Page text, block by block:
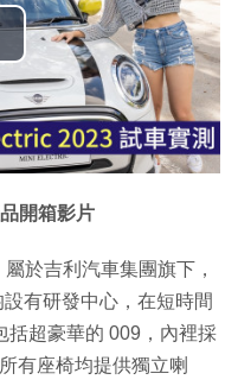
開箱影片
於吉利汽車集團旗下，
有研發中心，在短時間
括超豪華的 009，內裡採
有座椅均提供獨立喇